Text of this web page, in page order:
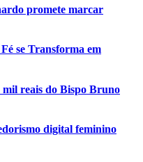
promete marcar
se Transforma em
mil reais do Bispo Bruno
digital feminino